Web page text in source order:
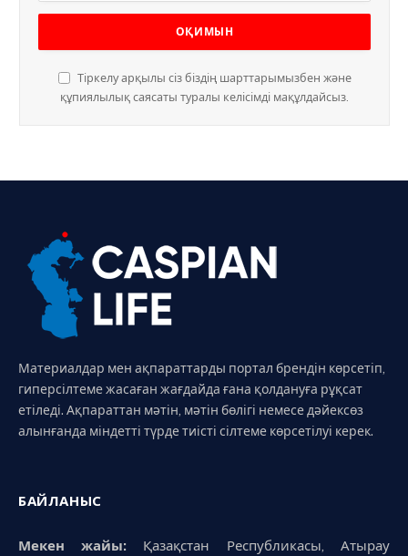
Тіркелу арқылы сіз біздің шарттарымызбен және
құпиялылық саясаты туралы келісімді мақұлдайсыз.
Материалдар мен ақпараттарды портал брендін көрсетіп,
гиперсілтеме жасаған жағдайда ғана қолдануға рұқсат
етіледі. Ақпараттан мәтін, мәтін бөлігі немесе дәйексөз
алынғанда міндетті түрде тиісті сілтеме көрсетілуі керек.
БАЙЛАНЫС
Мекен жайы:Қазақстан Республикасы, Атырау